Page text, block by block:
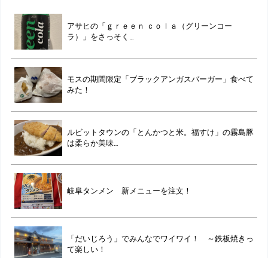
アサヒの「ｇｒｅｅｎ ｃｏｌａ（グリーンコー
ラ）」をさっそく…
モスの期間限定「ブラックアンガスバーガー」食べて
みた！
ルビットタウンの「とんかつと米。福すけ」の霧島豚
は柔らか美味…
岐阜タンメン 新メニューを注文！
「だいじろう」でみんなでワイワイ！ ～鉄板焼きっ
て楽しい！